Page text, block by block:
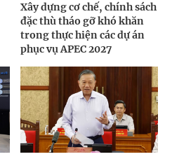
Xây dựng cơ chế, chính sách
đặc thù tháo gỡ khó khăn
trong thực hiện các dự án
phục vụ APEC 2027